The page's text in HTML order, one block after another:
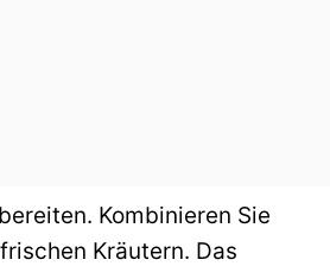
Kombinieren Sie
Kräutern. Das